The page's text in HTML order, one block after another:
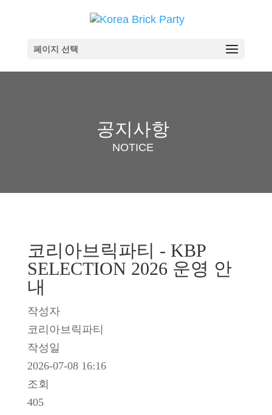
페이지 선택
공지사항
NOTICE
코리아브릭파티 - KBP
SELECTION 2026 운영 안
내
작성자
코리아브릭파티
작성일
2026-07-08 16:16
조회
405